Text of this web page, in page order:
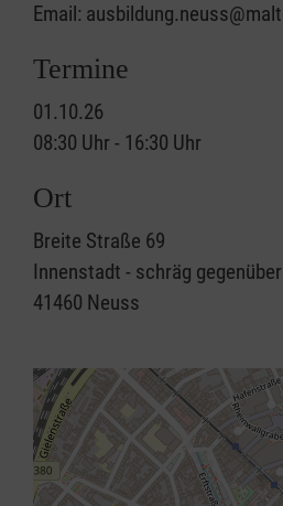
Email:
Termine
01.10.26
08:30 Uhr - 16:30 Uhr
Ort
Breite Straße 69
Innenstadt - schräg
41460 Neuss